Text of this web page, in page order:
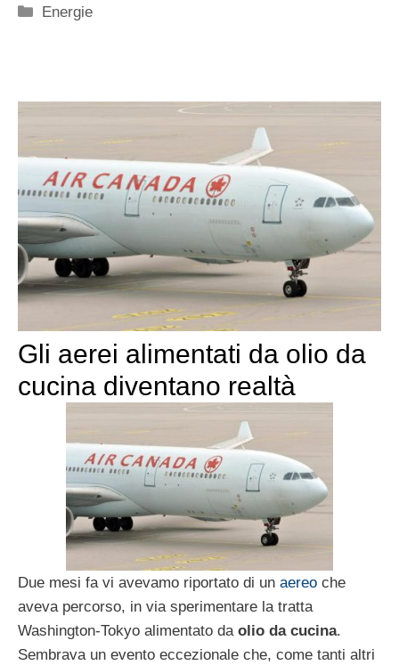
Categorie
Energie
Gli aerei alimentati da olio da
cucina diventano realtà
Due mesi fa vi avevamo riportato di un aereo che
aveva percorso, in via sperimentare la tratta
Washington-Tokyo alimentato da olio da cucina.
Sembrava un evento eccezionale che, come tanti altri